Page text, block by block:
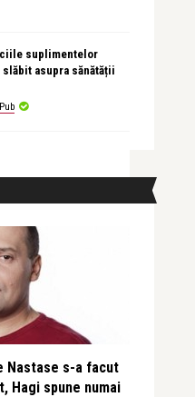
suplimentelor
slăbit asupra sănătății
Nastase s-a facut
Hagi spune numai